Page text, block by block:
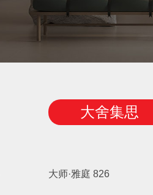
大舍集思
大师·雅庭 826